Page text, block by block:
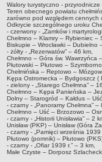
Wydział Administracji
Wydział Oświaty,
Powiatowy Zespół
Powiatowe Centrum
PRAWO LOKALNE
Statut
Uchwały
Protokoły
RADA POWIATU
Transmisje z sesji
Nagrania z sesji
Walory turystyczno - przyrodnicze
Teren obecnego powiatu
zarówno pod względem cennych
Odkrycie szczególnego uroku
- czerwony - „Zamków i
Chełmno – Klamry – Rybieniec
Biskupie – Wrocławki – Dubielno
- żółty - „Rezerwatów” – 46 km,
Chełmno – Góra św. Wawrzyńca
Płutowski – Płutowo –
Chełmińska – Reptowo –
Kępa Ostromecka – Bydgoszcz (
- zielony - „Starego Chełmna” –
Chełmno – Kępa Panieńska –
Dolny – Starogród – Kałdus –
- czarny - „Panoramy Chełmna” –
Chełmno – Uść – Brzozowo –
- czarny - „Historii Unisławia” – 2
Unisław (PKP) – Unisław (Góra
- czarny - „Pamięci września 1939
Płutowo (pomnik) – Płutowo
- czarny - „Ofiar 1939 r.” – 3 km,
Małe Czyste – Dorposz